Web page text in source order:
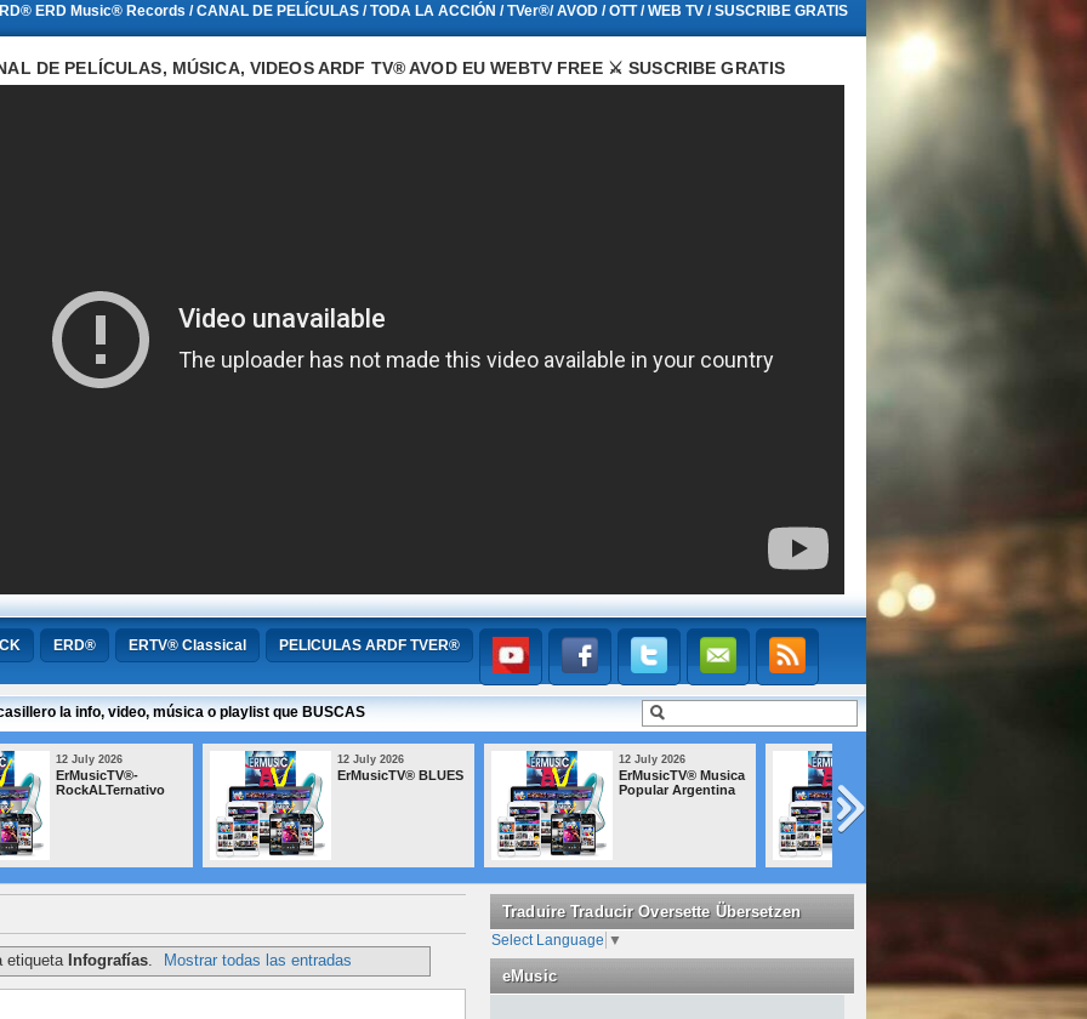
ERD Music® Records / CANAL DE PELÍCULAS / TODA LA ACCIÓN / TVer®/ AVOD / OTT / WEB TV / SUSCRIBE GRATIS
DE PELÍCULAS, MÚSICA, VIDEOS ARDF TV® AVOD EU WEBTV FREE ⚔️ SUSCRIBE GRATIS
ERD® ERTV® Classical PELICULAS ARDF TVER®
la info, video, música o playlist que BUSCAS
12 July 2026
ErMusicTV® BLUES
12 July 2026
ErMusicTV® Musica
Popular Argentina
12 July 2026
ErMusicTV® Latin
Shows EN VIVO
etiqueta Infografías. Mostrar todas las entradas
Traduire Traducir Oversette Übersetzen
Select Language ▼
eMusic